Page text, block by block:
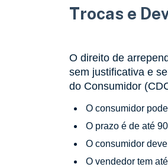
Trocas e
O direito de
sem justificativa e
do Consumidor
O consumidor
O prazo é de até
O consumidor
O vendedor tem